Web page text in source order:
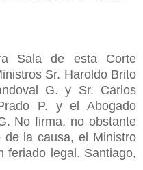
Sala de esta Corte
Sr. Haroldo Brito
G. y Sr. Carlos
P. y el Abogado
No firma, no obstante
de la causa, el Ministro
feriado legal. Santiago,